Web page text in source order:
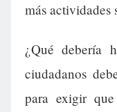
más actividades
¿Qué debería
ciudadanos
para exigir